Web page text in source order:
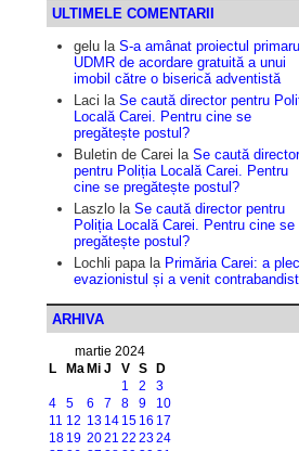
ULTIMELE COMENTARII
gelu la S-a amânat proiectul
UDMR de acordare gratuită a unui
imobil către o biserică adventistă
Laci la Se caută director pentru
Locală Carei. Pentru cine se
pregătește postul?
Buletin de Carei la Se caută director
pentru Poliția Locală Carei. Pentru
cine se pregătește postul?
Laszlo la Se caută director pentru
Poliția Locală Carei. Pentru cine se
pregătește postul?
Lochli papala Primăria Carei: a
evazionistul și a venit
ARHIVA
martie 2024
L
Ma Mi J V S D
1 2
3
4
5 6 7 8 9
10
11 12 13 14 15 16 17
18 19 2021 22 2324